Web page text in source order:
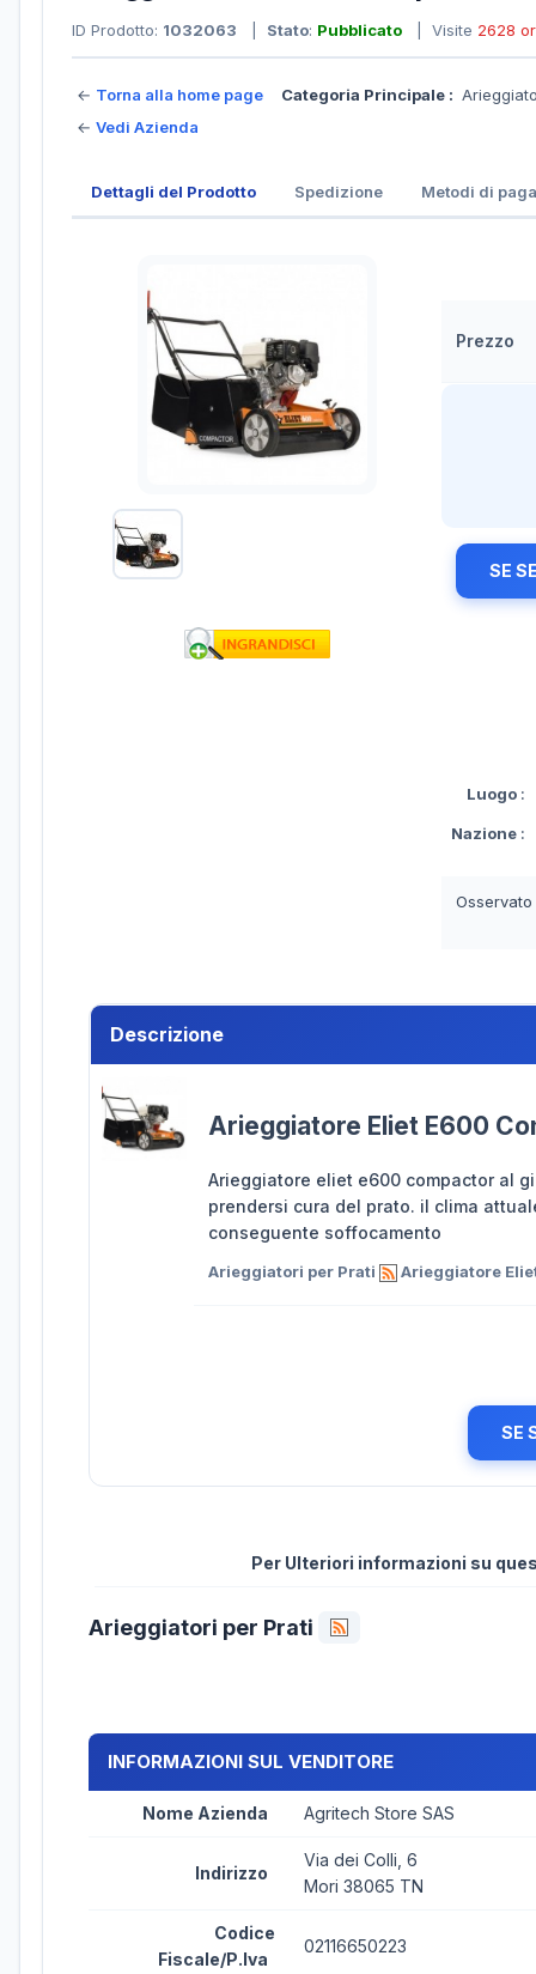
ID Prodotto: 1032063 Stato: Pubblicato | Visite 2628
← Torna alla home page
← Vedi Azienda
Categoria Principale :
Dettagli del Prodotto Spedizione Metodi di
Prezzo
SE
Luogo :
Nazione :
Descrizione
Arieggiatore Eliet E600
Arieggiatore eliet e600 compactor al
prendersi cura del prato. il clima
conseguente soffocamento
Arieggiatori per Prati Arieggiatore
SE
Per Ulteriori informazioni su
Arieggiatori per Prati
INFORMAZIONI SUL VENDITORE
Nome Azienda Agritech Store SAS
Indirizzo
Via dei Colli, 6
Mori 38065 TN
Codice
Fiscale/P.Iva
02116650223